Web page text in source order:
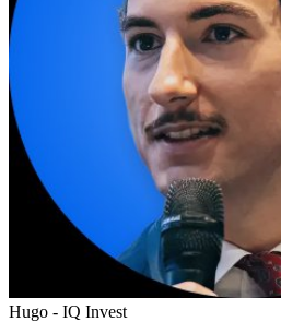
Hugo - IQ Invest